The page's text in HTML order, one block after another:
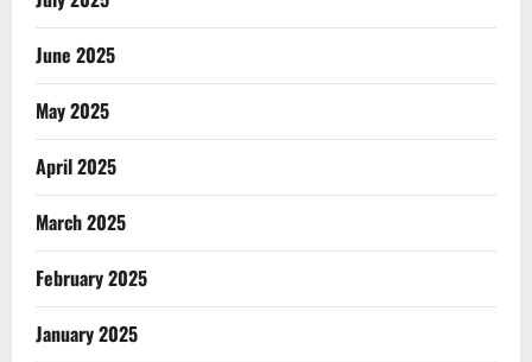
June 2025
May 2025
April 2025
March 2025
February 2025
January 2025